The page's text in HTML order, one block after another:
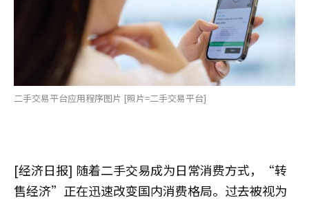
二手交易平台应用程序图片 [照片=二手交易平台]
[经济日报] 随着二手交易成为日常消费方式，“转
售经济”正在迅速改变国内消费格局。过去被视为